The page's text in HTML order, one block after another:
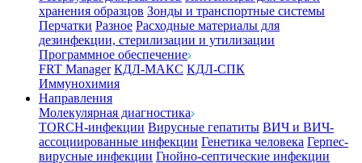
хранения образцов Зонды и транспортные системы
Перчатки Разное Расходные материалы для
дезинфекции, стерилизации и утилизации
Программное обеспечение
FRT Manager КДЛ-МАКС КДЛ-СПК
Иммунохимия
Направления
Молекулярная диагностика
TORCH-инфекции Вирусные гепатиты ВИЧ и ВИЧ-
ассоциированные инфекции Генетика человека Герпес-
вирусные инфекции Гнойно-септические инфекции